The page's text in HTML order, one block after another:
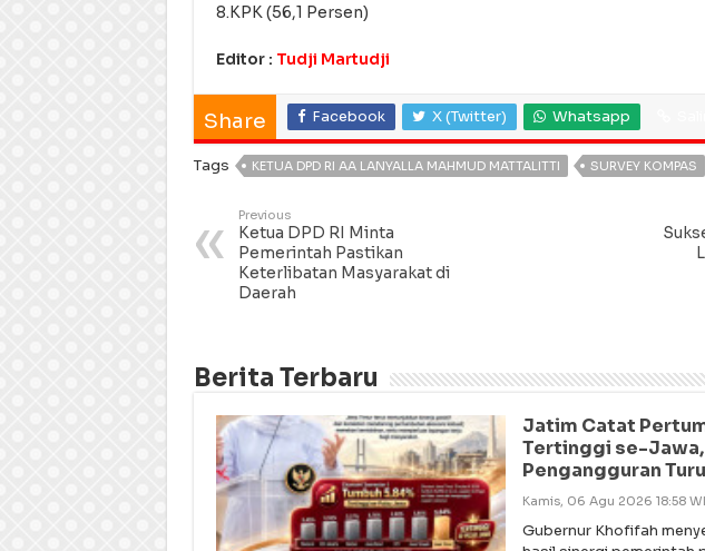
8.KPK (56,1 Persen)
Editor : Tudji Martudji
Share Facebook X (Twitter) Whatsapp
Tags KETUA DPD RI AA LANYALLA MAHMUD MATTALITTI SURVEY KOMPAS
Previous
Ketua DPD RI Minta
Pemerintah Pastikan
Keterlibatan Masyarakat di
Daerah
Berita Terbaru
Jatim Catat
Tertinggi se-Jawa,
Pengangguran
Kamis, 06 Agu 2026 18:58
Gubernur Khofifah